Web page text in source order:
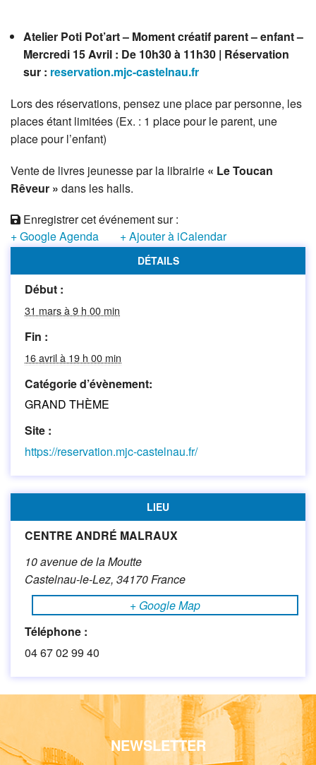
Atelier Poti Pot’art – Moment créatif parent – enfant –
Mercredi 15 Avril : De 10h30 à 11h30 | Réservation
sur : reservation.mjc-castelnau.fr
Lors des réservations, pensez une place par personne, les
places étant limitées (Ex. : 1 place pour le parent, une
place pour l’enfant)
Vente de livres jeunesse par la librairie « Le Toucan
Rêveur » dans les halls.
Enregistrer cet événement sur :
+ Google Agenda
+ Ajouter à iCalendar
DÉTAILS
Début :
31 mars à 9 h 00 min
Fin :
16 avril à 19 h 00 min
Catégorie d’évènement:
GRAND THÈME
Site :
https://reservation.mjc-castelnau.fr/
LIEU
CENTRE ANDRÉ MALRAUX
10 avenue de la Moutte
Castelnau-le-Lez, 34170France
+ Google Map
Téléphone :
04 67 02 99 40
NEWSLETTER